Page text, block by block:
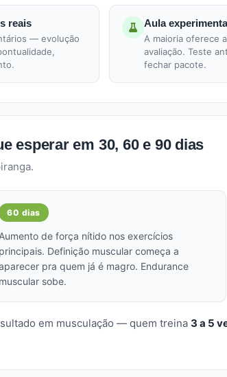
reais
— evolução
Aula
A maioria oferece
avaliação. Teste
fechar pacote.
esperar em 30, 60 e 90 dias
60 dias
Aumento de força nítido nos exercícios
principais. Definição muscular começa a
pra quem já é magro. Endurance
muscular sobe.
em musculação — quem treina 3 a 5